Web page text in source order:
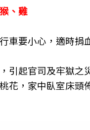
、雞
車要小心，適時捐
引起官司及牢獄之
花，家中臥室床頭